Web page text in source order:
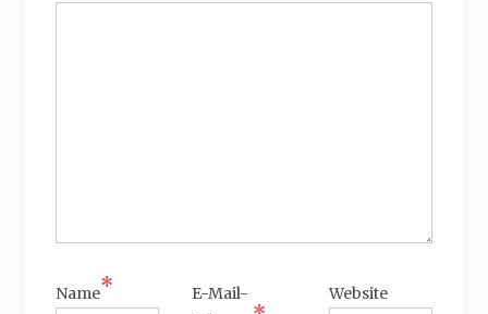
Name*
E-Mail-
Website